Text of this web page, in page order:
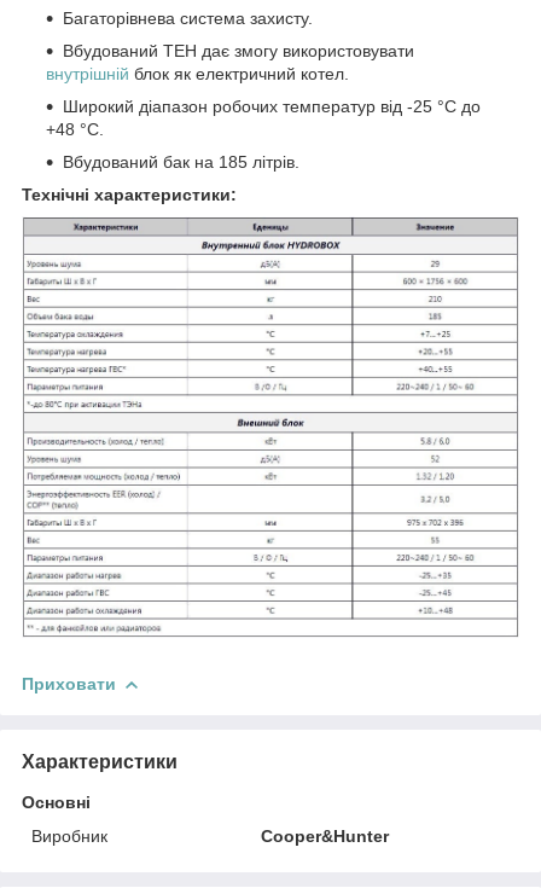
Багаторівнева система захисту.
Вбудований ТЕН дає змогу використовувати
внутрішній блок як електричний котел.
Широкий діапазон робочих температур від -25 °C до
+48 °C.
Вбудований бак на 185 літрів.
Технічні характеристики:
Приховати
Характеристики
Основні
Виробник
Cooper&Hunter